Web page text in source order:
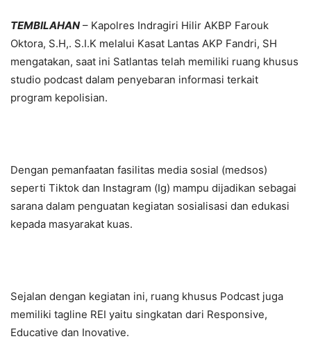
TEMBILAHAN – Kapolres Indragiri Hilir AKBP Farouk
Oktora, S.H,. S.I.K melalui Kasat Lantas AKP Fandri, SH
mengatakan, saat ini Satlantas telah memiliki ruang khusus
studio podcast dalam penyebaran informasi terkait
program kepolisian.
Dengan pemanfaatan fasilitas media sosial (medsos)
seperti Tiktok dan Instagram (Ig) mampu dijadikan sebagai
sarana dalam penguatan kegiatan sosialisasi dan edukasi
kepada masyarakat kuas.
Sejalan dengan kegiatan ini, ruang khusus Podcast juga
memiliki tagline REI yaitu singkatan dari Responsive,
Educative dan Inovative.